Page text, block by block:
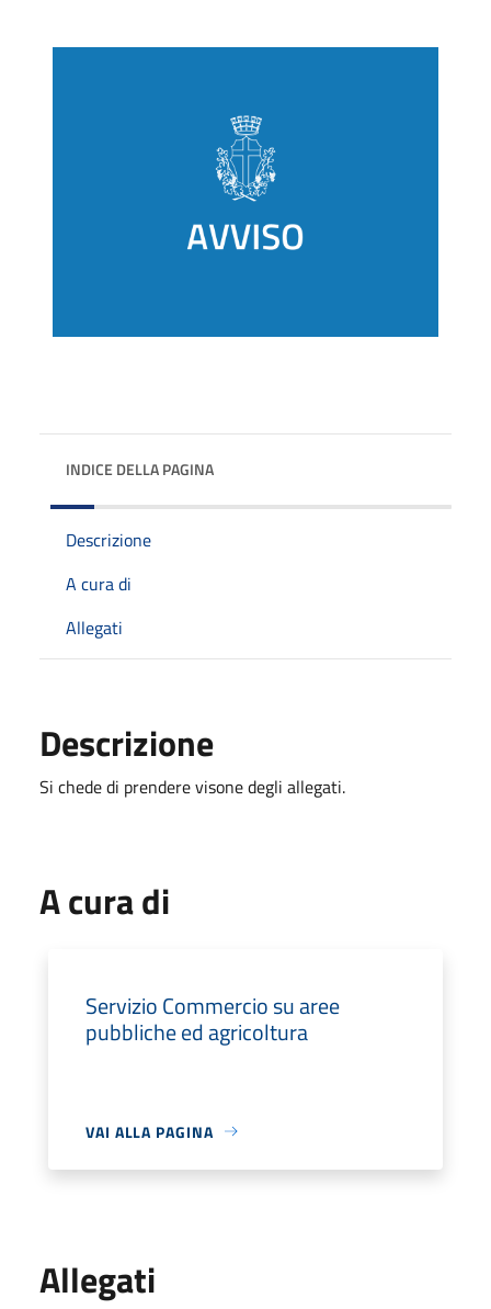
INDICE DELLA PAGINA
Descrizione
A cura di
Allegati
Descrizione
Si chede di prendere visone degli allegati.
A cura di
Servizio Commercio su aree
pubbliche ed agricoltura
VAI ALLA PAGINA
Allegati